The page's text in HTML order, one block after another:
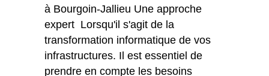
à Bourgoin-Jallieu Une approche
expert Lorsqu'il s'agit de la
transformation informatique de vos
infrastructures. Il est essentiel de
prendre en compte les besoins